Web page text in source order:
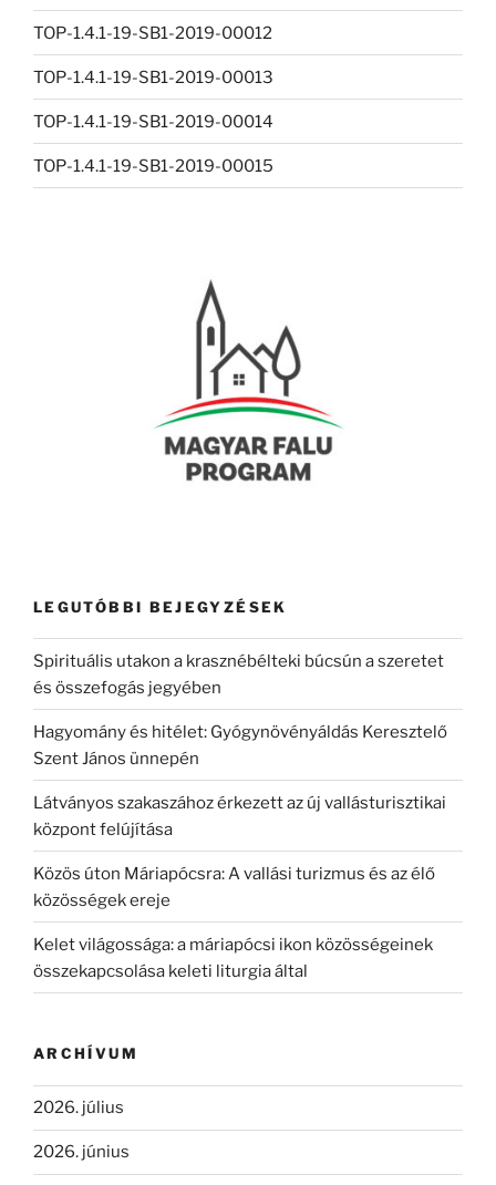
TOP-1.4.1-19-SB1-2019-00012
TOP-1.4.1-19-SB1-2019-00013
TOP-1.4.1-19-SB1-2019-00014
TOP-1.4.1-19-SB1-2019-00015
LEGUTÓBBI BEJEGYZÉSEK
Spirituális utakon a krasznébélteki búcsún a szeretet
és összefogás jegyében
Hagyomány és hitélet: Gyógynövényáldás Keresztelő
Szent János ünnepén
Látványos szakaszához érkezett az új vallásturisztikai
központ felújítása
Közös úton Máriapócsra: A vallási turizmus és az élő
közösségek ereje
Kelet világossága: a máriapócsi ikon közösségeinek
összekapcsolása keleti liturgia által
ARCHÍVUM
2026. július
2026. június